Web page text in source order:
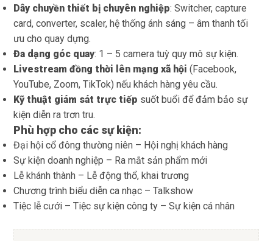
Dây chuyền thiết bị chuyên nghiệp: Switcher, capture
card, converter, scaler, hệ thống ánh sáng – âm thanh tối
ưu cho quay dựng.
Đa dạng góc quay: 1 – 5 camera tuỳ quy mô sự kiện.
Livestream đồng thời lên mạng xã hội (Facebook,
YouTube, Zoom, TikTok) nếu khách hàng yêu cầu.
Kỹ thuật giám sát trực tiếp suốt buổi để đảm bảo sự
kiện diễn ra trơn tru.
Phù hợp cho các sự kiện:
Đại hội cổ đông thường niên – Hội nghị khách hàng
Sự kiện doanh nghiệp – Ra mắt sản phẩm mới
Lễ khánh thành – Lễ động thổ, khai trương
Chương trình biểu diễn ca nhạc – Talkshow
Tiệc lễ cưới – Tiệc sự kiện công ty – Sự kiện cá nhân